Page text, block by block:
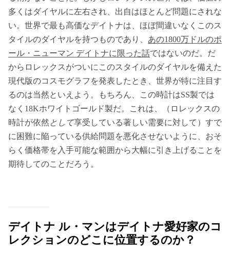
多くはダイヤルに左右され、出自はほとんど問題にされな
い。世界で最も高価なデイトナは、ほぼ間違いなくこのス
タイルのダイヤルを持つものであり、 あの1800万ドルのポ
ール・ニューマン デイトナに限った話ではないのだ。だ
からロレックスがついにこのスタイルのダイヤルを備えた
現代版のコスモグラフを発表したとき、世界が特に注目す
るのは当然といえよう。もちろん、この時計はSS製では
なく18Kホワイトゴールド製だ。これは、（ロレックスの
時計が依然 として享受している著しい需要に対して）すで
に困難に陥っている供給問題を悪化させないように、おそ
らく価格帯を入手可能な範囲から大幅に引き上げることを
期待してのことだろう。
デイトナ ル・マンはデイトナ愛好家のコ
レクションのどこに位置するのか？